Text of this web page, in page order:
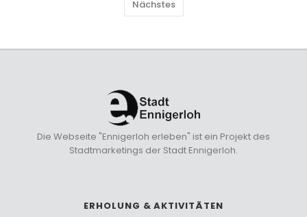
Nächstes
Die Webseite "Ennigerloh erleben" ist ein Projekt des
Stadtmarketings der Stadt Ennigerloh.
ERHOLUNG & AKTIVITÄTEN